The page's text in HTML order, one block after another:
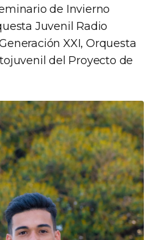
de Invierno
Juvenil Radio
XXI, Orquesta
del Proyecto de